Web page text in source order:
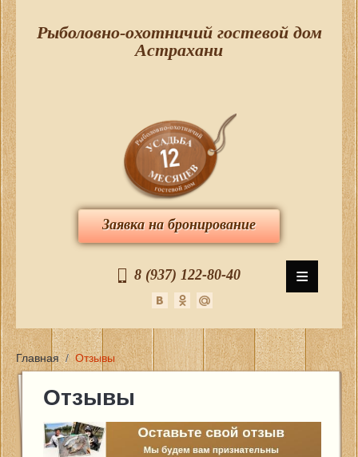
Рыболовно-охотничий гостевой дом
Астрахани
Заявка на бронирование
8 (937) 122-80-40 ≡
Цены и услуги
Главная / Отзывы
Отзывы